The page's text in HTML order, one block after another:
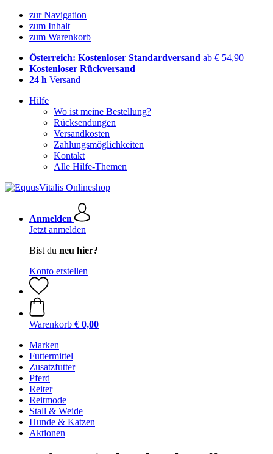
zur Navigation
zum Inhalt
zum Warenkorb
Österreich: Kostenloser Standardversand ab € 54,90
Kostenloser Rückversand
24 h Versand
Hilfe
Wo ist meine Bestellung?
Rücksendungen
Versandkosten
Zahlungsmöglichkeiten
Kontakt
Alle Hilfe-Themen
Anmelden
Jetzt anmelden
Bist du neu hier?
Konto erstellen
Warenkorb € 0,00
Marken
Futtermittel
Zusatzfutter
Pferd
Reiter
Reitmode
Stall & Weide
Hunde & Katzen
Aktionen